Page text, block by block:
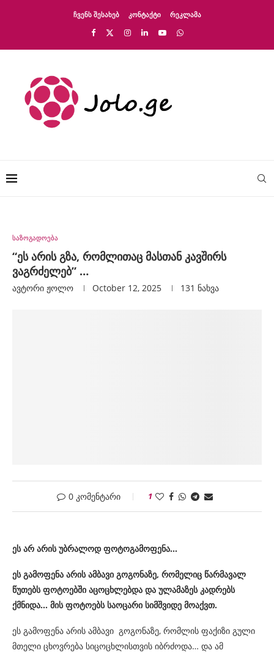
ᲩᲕᲔᲜᲡ ᲨᲔᲡᲐᲮᲔᲑ ᲙᲝᲜᲢᲐᲥᲢᲘ ᲠᲔᲙᲚᲐᲛᲐ
საზოგადოება
“ეს არის გზა, რომლითაც მასთან კავშირს
ვაგრძელებ” …
ავტორი Ჟოლო October 12, 2025 131 ნახვა
0 კომენტარი 1
ეს არ არის უბრალოდ ფოტოგამოფენა…
ეს გამოფენა არისამბავი გოგონაზე, რომელიც წარმავალ
წუთებს ფოტოებში აცოცხლებდა და ულამაზეს კადრებს
ქმნიდა… მის ფოტოებს საოცარი სიმშვიდე მოაქვთ.
ეს გამოფენა არის ამბავი გოგონაზე, რომლის ფაქიზი გული
მთელი ცხოვრება სიცოცხლისთვის იბრძოდა… და ამ